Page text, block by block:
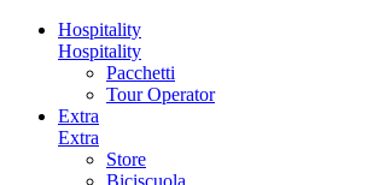
Hospitality
Hospitality
Pacchetti
Tour Operator
Extra
Extra
Store
Biciscuola